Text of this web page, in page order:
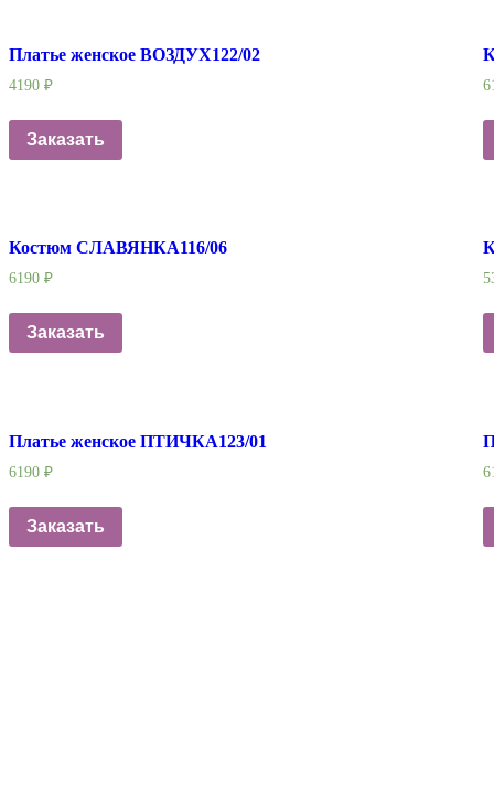
Платье женское ВОЗДУХ122/02
4190 ₽
Заказать
Костюм СЛАВЯНКА116/06
6190 ₽
Заказать
Платье женское ПТИЧКА123/01
6190 ₽
Заказать